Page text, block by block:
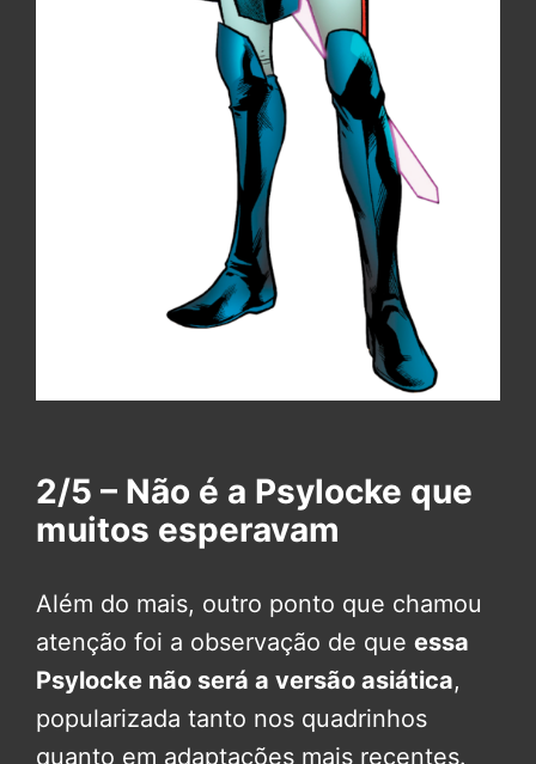
2/5 – Não é a Psylocke que
muitos esperavam
Além do mais, outro ponto que chamou
atenção foi a observação de que essa
Psylocke não será a versão asiática,
popularizada tanto nos quadrinhos
quanto em adaptações mais recentes.